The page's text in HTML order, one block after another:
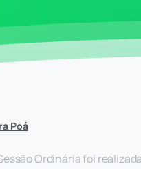
Poá
Sessão Ordinária foi